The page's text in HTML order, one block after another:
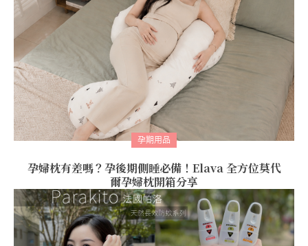
孕期用品
孕婦枕有差嗎？孕後期側睡必備！Elava 全方位莫代
爾孕婦枕開箱分享